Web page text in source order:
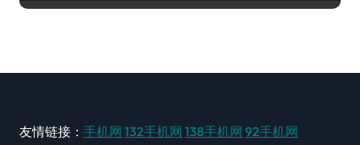
友情链接： 手机网 132手机网 138手机网 92手机网